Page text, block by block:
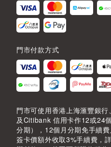
門市付款方式
門市可使用香港上海滙豐銀
及Citibank 信用卡作12或24
分期），12個月分期免手續
簽卡價額外收取3%手續費，